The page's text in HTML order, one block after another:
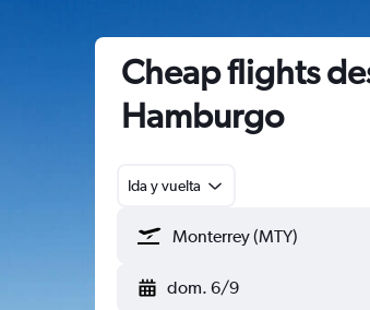
Cheap flights
Hamburgo
Ida y vuelta
dom. 6/9